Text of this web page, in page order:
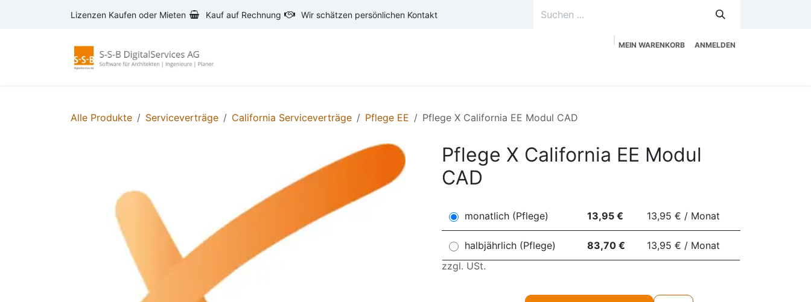
Lizenzen Kaufen oder Mieten Kauf auf Rechnung Wir schätzen persönlichen Kontakt
MEIN WARENKORB ANMELDEN
Alle Produkte Serviceverträge California Serviceverträge Pflege EE Pflege X California EE Modul CAD
Pflege X California EE Modul
CAD
monatlich (Pflege) 13,95 € 13,95 € / Monat
halbjährlich (Pflege) 83,70 €
13,95 € / Monat
zzgl. USt.